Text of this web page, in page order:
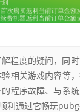
程度的疑问，同
相关游戏内容等
程序故障、与系
利通过它畅玩pubg